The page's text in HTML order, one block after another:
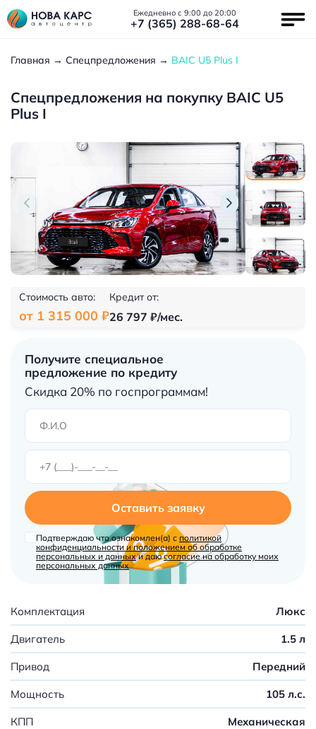
Ежедневно с 9:00 до 20:00
+7 (365) 288-68-64
Главная Спецпредложения BAIC U5 Plus I
Спецпредложения на покупку BAIC U5
Plus I
Стоимость авто:
от 1 315 000 ₽
Кредит от:
26 797 ₽/мес.
Получите специальное
предложение по кредиту
Скидка 20% по госпрограммам!
Оставить заявку
Подтверждаю что ознакомлен(а) с политикой
конфиденциальности и положением об обработке
персональных и данныхи даюсогласие на обработку моих
персональных данных
Комплектация Люкс
Двигатель 1.5 л
Привод Передний
Мощность 105 л.с.
КПП Механическая